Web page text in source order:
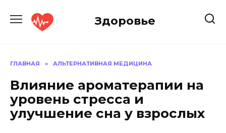
содержанию
Здоровье
ГЛАВНАЯ » АЛЬТЕРНАТИВНАЯ МЕДИЦИНА
Влияние ароматерапии на
уровень стресса и
улучшение сна у взрослых